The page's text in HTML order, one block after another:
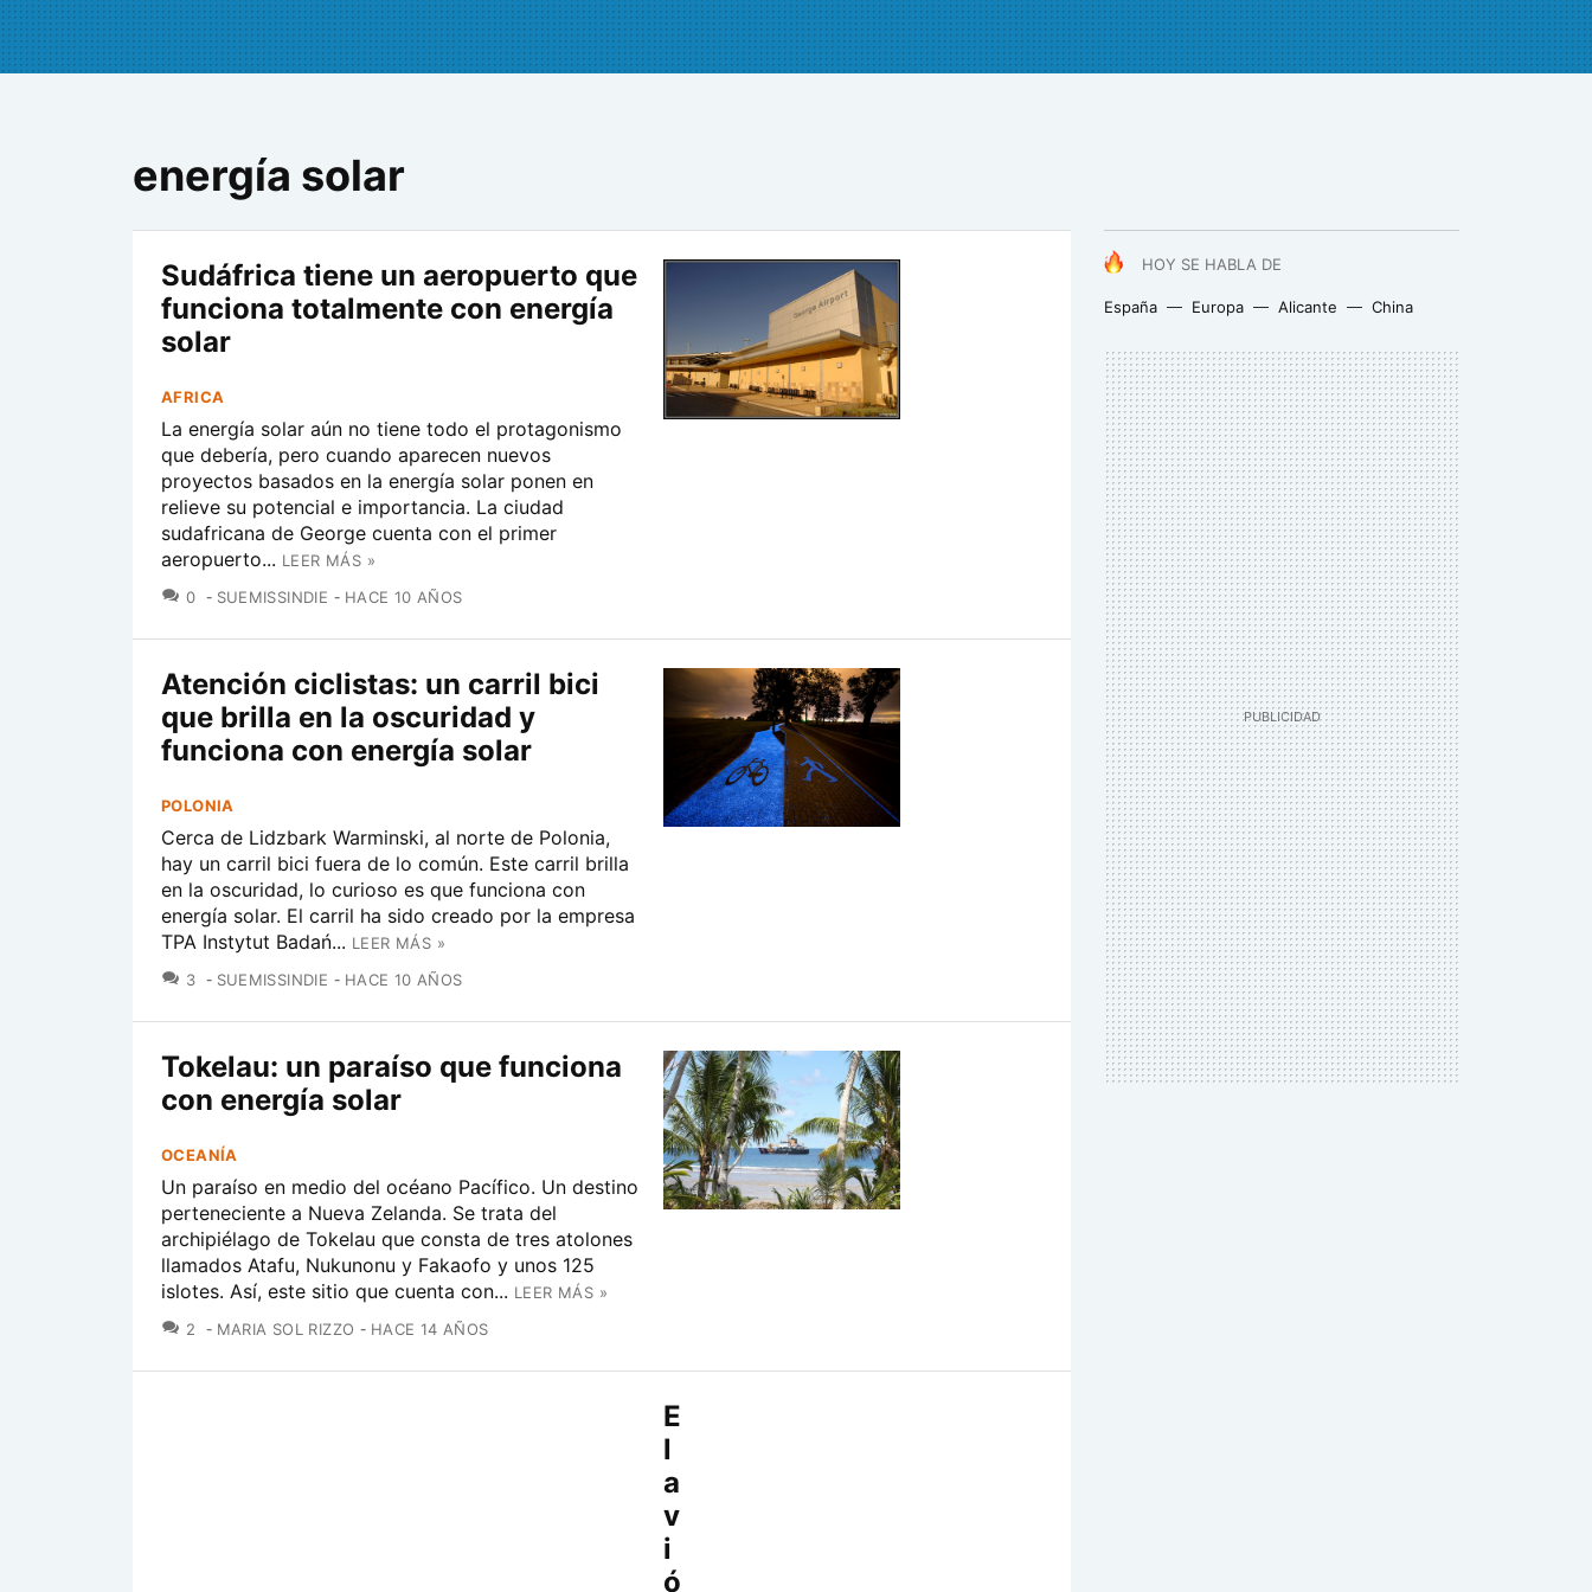
energía solar
HOY SE HABLA DE
España Europa Alicante China
Sudáfrica tiene un aeropuerto que
funciona totalmente con energía
solar
AFRICA
La energía solar aún no tiene todo el protagonismo
que debería, pero cuando aparecen nuevos
proyectos basados en la energía solar ponen en
relieve su potencial e importancia. La ciudad
sudafricana de George cuenta con el primer
aeropuerto... LEER MÁS »
0 COMENTARIOS
SUEMISSINDIE HACE 10 AÑOS
Atención ciclistas: un carril bici
que brilla en la oscuridad y
funciona con energía solar
POLONIA
Cerca de Lidzbark Warminski, al norte de Polonia,
hay un carril bici fuera de lo común. Este carril brilla
en la oscuridad, lo curioso es que funciona con
energía solar. El carril ha sido creado por la empresa
TPA Instytut Badań... LEER MÁS »
3 COMENTARIOS
SUEMISSINDIE HACE 10 AÑOS
Tokelau: un paraíso que funciona
con energía solar
OCEANÍA
Un paraíso en medio del océano Pacífico. Un destino
perteneciente a Nueva Zelanda. Se trata del
archipiélago de Tokelau que consta de tres atolones
llamados Atafu, Nukunonu y Fakaofo y unos 125
islotes. Así, este sitio que cuenta con... LEER MÁS »
2
COMENTARIOS
MARIA SOL RIZZO HACE 14 AÑOS
E
l
a
v
i
ó